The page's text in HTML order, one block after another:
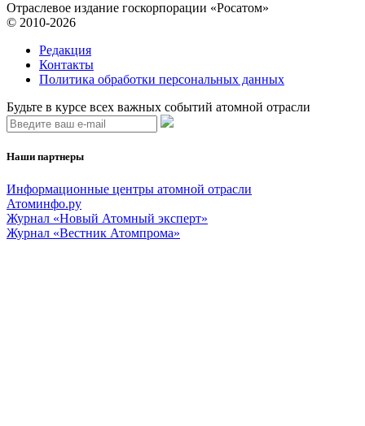
Отраслевое издание госкорпорации «Росатом»
© 2010-2026
Редакция
Контакты
Политика обработки персональных данных
Будьте в курсе всех важных событий атомной отрасли
Наши партнеры
Информационные центры атомной отрасли
Атоминфо.ру
Журнал «Новый Атомный эксперт»
Журнал «Вестник Атомпрома»